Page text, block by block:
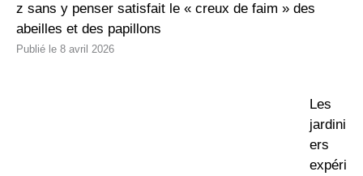
z sans y penser satisfait le « creux de faim » des
abeilles et des papillons
8 avril 2026
Les
jardini
ers
expéri